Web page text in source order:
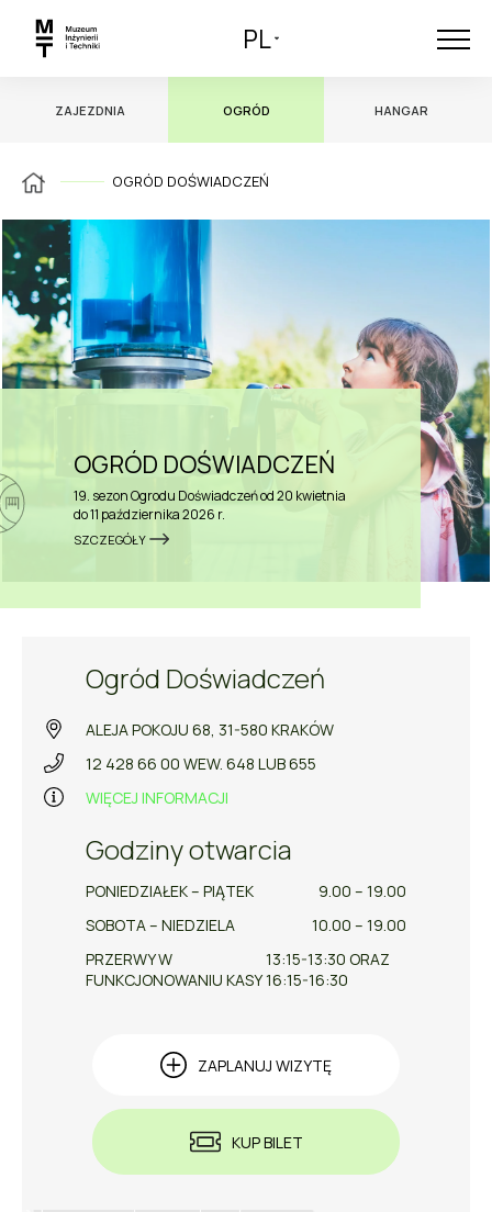
PL
ZAJEZDNIA OGRÓD HANGAR
OGRÓD DOŚWIADCZEŃ
OGRÓD DOŚWIADCZEŃ
19. sezon Ogrodu Doświadczeń od 20 kwietnia
do 11 października 2026 r.
SZCZEGÓŁY
Ogród Doświadczeń
ALEJA POKOJU 68, 31-580 KRAKÓW
12 428 66 00 WEW. 648 LUB 655
WIĘCEJ INFORMACJI
Godziny otwarcia
PONIEDZIAŁEK – PIĄTEK
9.00 – 19.00
SOBOTA – NIEDZIELA
10.00 – 19.00
PRZERWY W
FUNKCJONOWANIU KASY
13:15-13:30 ORAZ
16:15-16:30
ZAPLANUJ WIZYTĘ
KUP BILET